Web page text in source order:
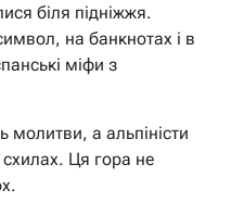
біля підніжжя.
на банкнотах і в
міфи з
молитви, а альпіністи
схилах. Ця гора не